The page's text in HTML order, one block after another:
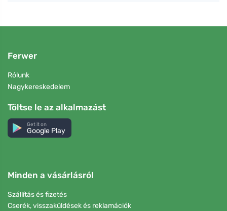
Ferwer
Rólunk
Nagykereskedelem
Töltse le az alkalmazást
Get it on
Google Play
Minden a vásárlásról
Szállítás és fizetés
Cserék, visszaküldések és reklamációk